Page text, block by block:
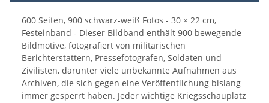
600 Seiten, 900 schwarz-weiß Fotos - 30 × 22 cm,
Festeinband - Dieser Bildband enthält 900 bewegende
Bildmotive, fotografiert von militärischen
Berichterstattern, Pressefotografen, Soldaten und
Zivilisten, darunter viele unbekannte Aufnahmen aus
Archiven, die sich gegen eine Veröffentlichung bislang
immer gesperrt haben. Jeder wichtige Kriegsschauplatz